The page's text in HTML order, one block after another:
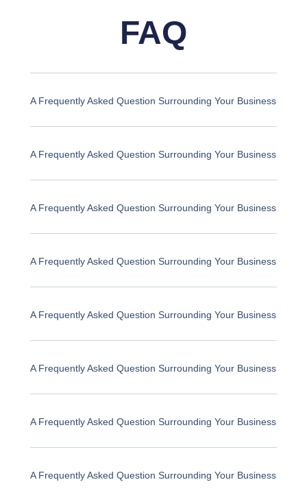
producto
FAQ
A Frequently Asked Question Surrounding Your Business
A Frequently Asked Question Surrounding Your Business
A Frequently Asked Question Surrounding Your Business
A Frequently Asked Question Surrounding Your Business
A Frequently Asked Question Surrounding Your Business
A Frequently Asked Question Surrounding Your Business
A Frequently Asked Question Surrounding Your Business
A Frequently Asked Question Surrounding Your Business